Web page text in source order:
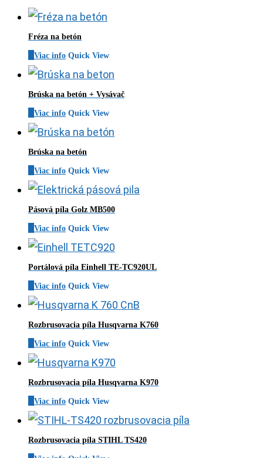
Fréza na betón
Viac info Quick View
Brúska na betón + Vysávač
Viac info Quick View
Brúska na betón
Viac info Quick View
Pásová píla Golz MB500
Viac info Quick View
Portálová píla Einhell TE-TC920UL
Viac info Quick View
Rozbrusovacia píla Husqvarna K760
Viac info Quick View
Rozbrusovacia píla Husqvarna K970
Viac info Quick View
Rozbrusovacia píla STIHL TS420